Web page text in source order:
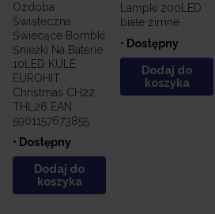
Ozdoba
Świąteczna
Świecące Bombki
Śnieżki Na Baterie
10LED KULE
EUROHIT
Christmas CH22
THL26 EAN
5901157673855
• Dostępny
Dodaj do
koszyka
Lampki 200LED
białe zimne
• Dostępny
Dodaj do
koszyka